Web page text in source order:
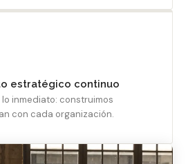
estratégico continuo
lo inmediato: construimos
con cada organización.